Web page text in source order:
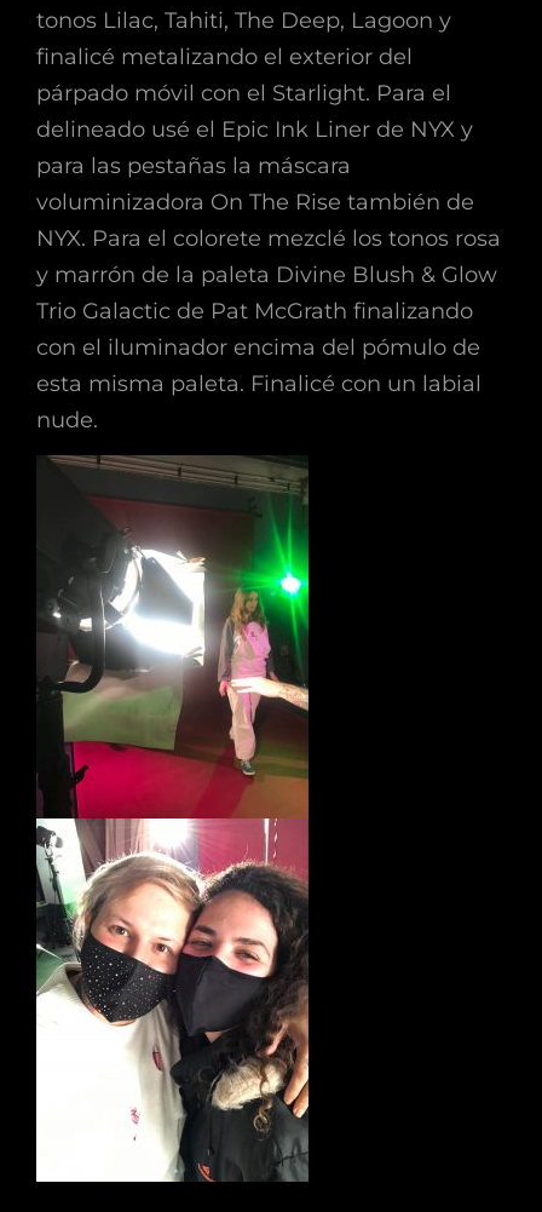
tonos Lilac, Tahiti, The Deep, Lagoon y
finalicé metalizando el exterior del
párpado móvil con el Starlight. Para el
delineado usé el Epic Ink Liner de NYX y
para las pestañas la máscara
voluminizadora On The Rise también de
NYX. Para el colorete mezclé los tonos rosa
y marrón de la paleta Divine Blush & Glow
Trio Galactic de Pat McGrath finalizando
con el iluminador encima del pómulo de
esta misma paleta. Finalicé con un labial
nude.